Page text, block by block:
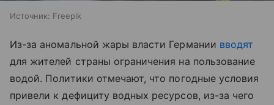
Источник: Freepik
Из-за аномальной жары власти Германии вводят
для жителей страны ограничения на пользование
водой. Политики отмечают, что погодные условия
привели к дефициту водных ресурсов, из-за чего